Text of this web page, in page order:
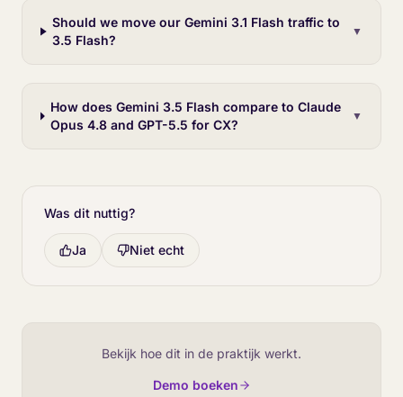
Should we move our Gemini 3.1 Flash traffic to
3.5 Flash?
▼
How does Gemini 3.5 Flash compare to Claude
Opus 4.8 and GPT-5.5 for CX?
▼
Was dit nuttig?
Ja Niet echt
Bekijk hoe dit in de praktijk werkt.
Demo boeken